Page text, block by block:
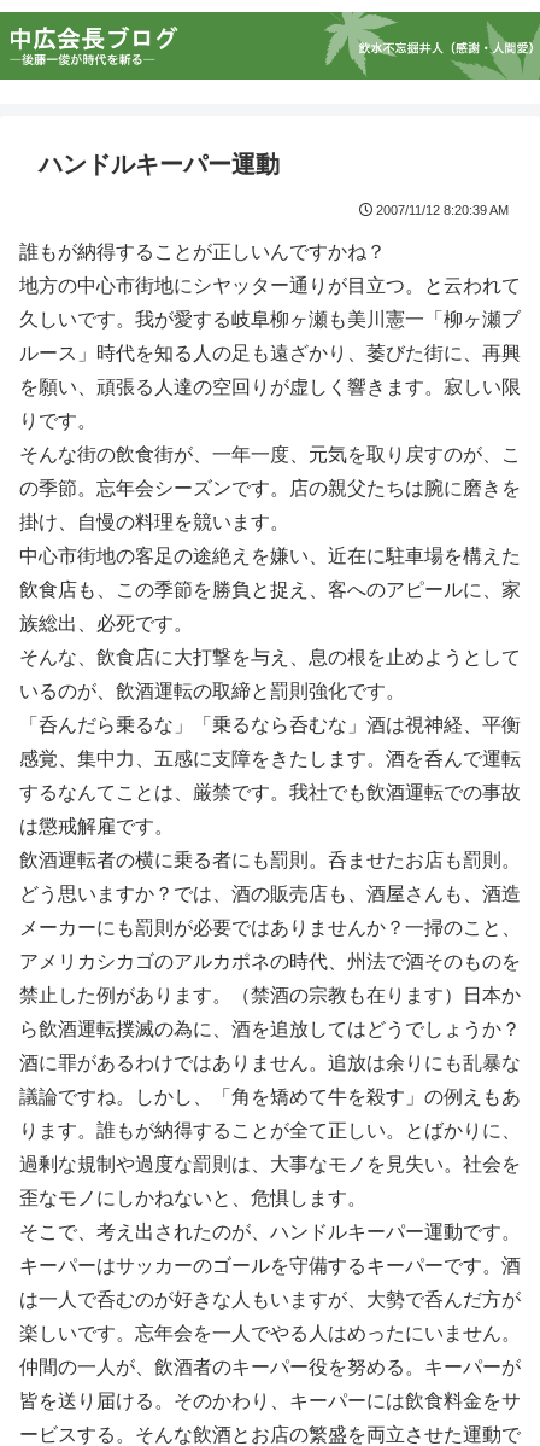
ハンドルキーパー運動
2007/11/12 8:20:39 AM
誰もが納得することが正しいんですかね？
地方の中心市街地にシヤッター通りが目立つ。と云われて
久しいです。我が愛する岐阜柳ヶ瀬も美川憲一「柳ヶ瀬ブ
ルース」時代を知る人の足も遠ざかり、萎びた街に、再興
を願い、頑張る人達の空回りが虚しく響きます。寂しい限
りです。
そんな街の飲食街が、一年一度、元気を取り戻すのが、こ
の季節。忘年会シーズンです。店の親父たちは腕に磨きを
掛け、自慢の料理を競います。
中心市街地の客足の途絶えを嫌い、近在に駐車場を構えた
飲食店も、この季節を勝負と捉え、客へのアピールに、家
族総出、必死です。
そんな、飲食店に大打撃を与え、息の根を止めようとして
いるのが、飲酒運転の取締と罰則強化です。
「呑んだら乗るな」「乗るなら呑むな」酒は視神経、平衡
感覚、集中力、五感に支障をきたします。酒を呑んで運転
するなんてことは、厳禁です。我社でも飲酒運転での事故
は懲戒解雇です。
飲酒運転者の横に乗る者にも罰則。呑ませたお店も罰則。
どう思いますか？では、酒の販売店も、酒屋さんも、酒造
メーカーにも罰則が必要ではありませんか？一掃のこと、
アメリカシカゴのアルカポネの時代、州法で酒そのものを
禁止した例があります。（禁酒の宗教も在ります）日本か
ら飲酒運転撲滅の為に、酒を追放してはどうでしょうか？
酒に罪があるわけではありません。追放は余りにも乱暴な
議論ですね。しかし、「角を矯めて牛を殺す」の例えもあ
ります。誰もが納得することが全て正しい。とばかりに、
過剰な規制や過度な罰則は、大事なモノを見失い。社会を
歪なモノにしかねないと、危惧します。
そこで、考え出されたのが、ハンドルキーパー運動です。
キーパーはサッカーのゴールを守備するキーパーです。酒
は一人で呑むのが好きな人もいますが、大勢で呑んだ方が
楽しいです。忘年会を一人でやる人はめったにいません。
仲間の一人が、飲酒者のキーパー役を努める。キーパーが
皆を送り届ける。そのかわり、キーパーには飲食料金をサ
ービスする。そんな飲酒とお店の繁盛を両立させた運動で